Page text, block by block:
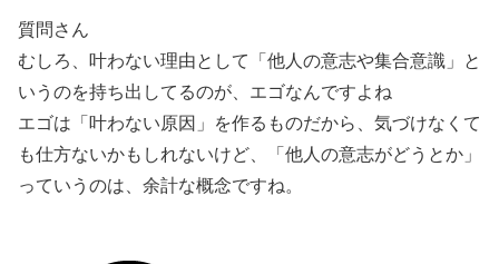
質問さん
むしろ、叶わない理由として「他人の意志や集合意識」と
いうのを持ち出してるのが、エゴなんですよね
エゴは「叶わない原因」を作るものだから、気づけなくて
も仕方ないかもしれないけど、「他人の意志がどうとか」
っていうのは、余計な概念ですね。